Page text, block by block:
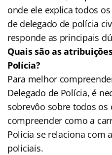
onde ele explica todos
de delegado de polícia
responde as principais
Quais são as
Polícia?
Para melhor
Delegado de Polícia, é
sobrevôo sobre todos os
compreender como a
Polícia se relaciona com
policiais.